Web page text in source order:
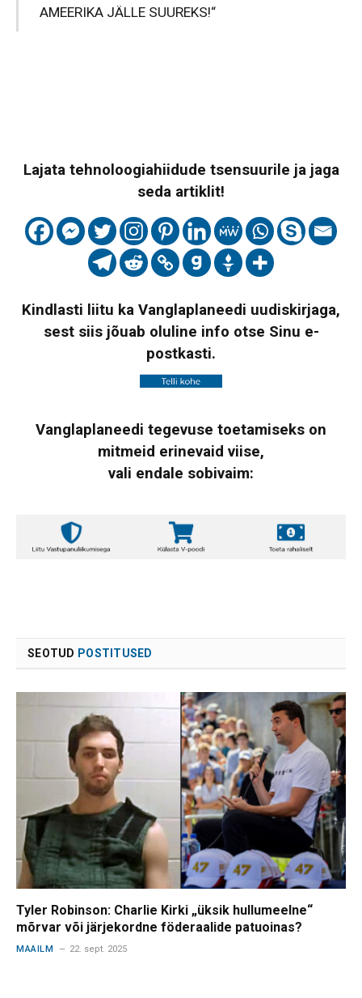
AMEERIKA JÄLLE SUUREKS!“
Lajata tehnoloogiahiidude tsensuurile ja jaga
seda artiklit!
Kindlasti liitu ka Vanglaplaneedi uudiskirjaga,
sest siis jõuab oluline info otse Sinu e-
postkasti.
Vanglaplaneedi tegevuse toetamiseks on
mitmeid erinevaid viise,
vali endale sobivaim:
SEOTUD POSTITUSED
Tyler Robinson: Charlie Kirki „üksik hullumeelne“
mõrvar või järjekordne föderaalide patuoinas?
MAAILM 22. sept. 2025